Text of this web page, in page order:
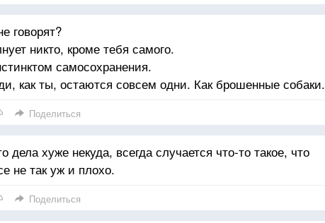
говорят?
никто, кроме тебя самого.
самосохранения.
как ты, остаются совсем одни. Как брошенные собаки.
Поделиться
дела хуже некуда, всегда случается что-то такое, что
не так уж и плохо.
Поделиться